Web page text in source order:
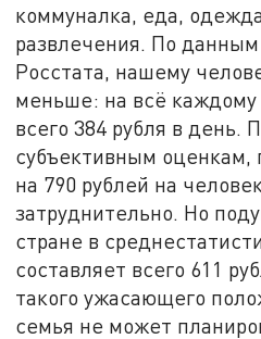
коммуналка, еда,
развлечения. По
Росстата, нашему
меньше: на всё каждому
всего 384 рубля в день.
субъективным
на 790 рублей на
затруднительно. Но
стране в
составляет всего 611
такого ужасающего
семья не может